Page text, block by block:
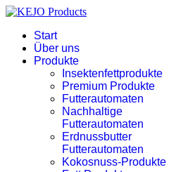
Start
Über uns
Produkte
Insektenfettprodukte
Premium Produkte
Futterautomaten
Nachhaltige
Futterautomaten
Erdnussbutter
Futterautomaten
Kokosnuss-Produkte